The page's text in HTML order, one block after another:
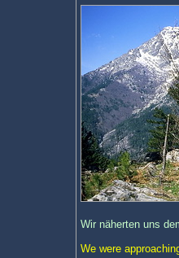
Wir näherten uns
We were